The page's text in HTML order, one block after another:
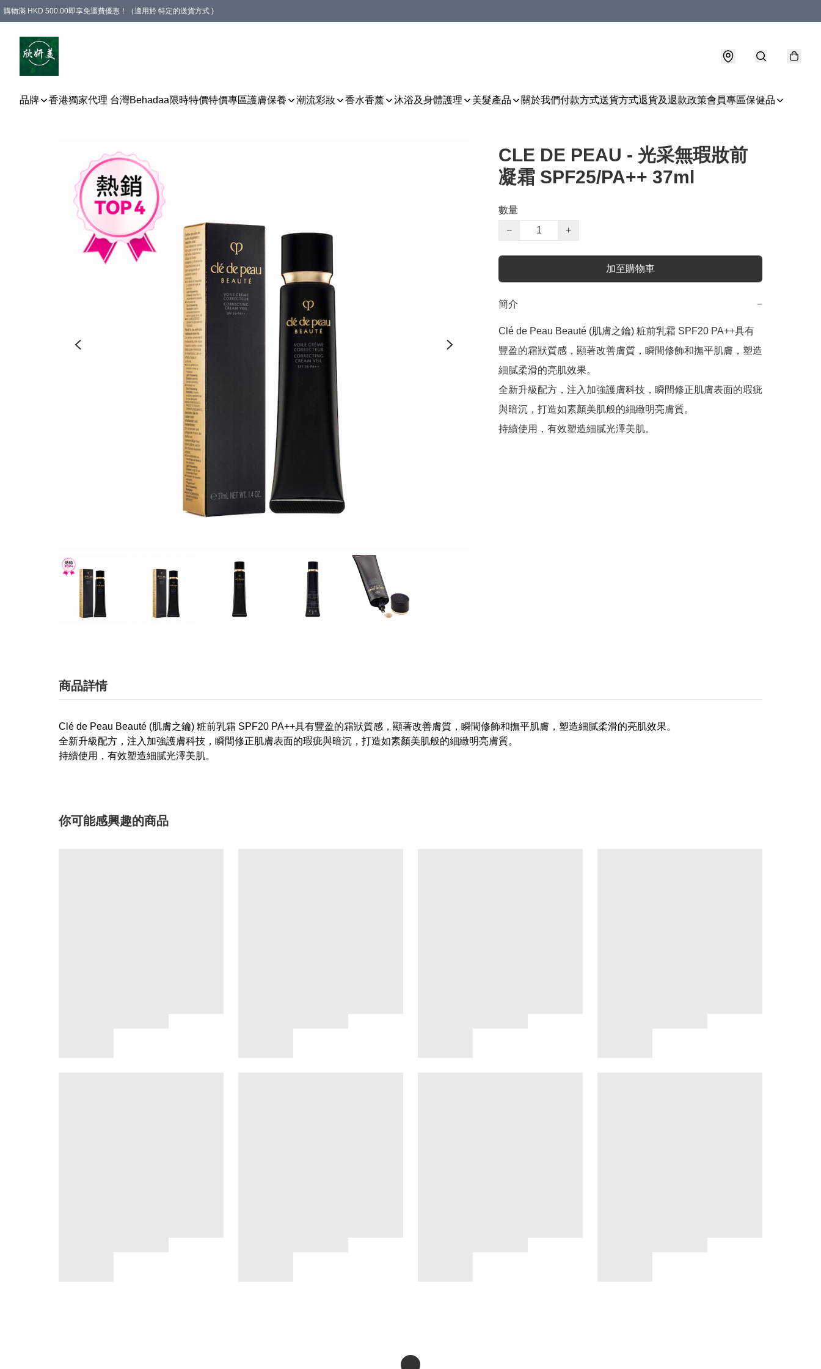
購物滿 HKD 500.00即享免運費優惠！（適用於 特定的送貨方式 )
品牌 香港獨家代理 台灣Behadaa限時特價特價專區護膚保養 潮流彩妝 香水香薰 沐浴及身體護理 美髮產品 關於我們付款方式送貨方式退貨及退款政策會員專區保健品
CLE DE PEAU - 光采無瑕妝前
凝霜 SPF25/PA++ 37ml
數量
−
+
加至購物車
簡介 −
Clé de Peau Beauté (肌膚之鑰) 粧前乳霜 SPF20 PA++具有
豐盈的霜狀質感，顯著改善膚質，瞬間修飾和撫平肌膚，塑造
細膩柔滑的亮肌效果。
全新升級配方，注入加強護膚科技，瞬間修正肌膚表面的瑕疵
與暗沉，打造如素顏美肌般的細緻明亮膚質。
持續使用，有效塑造細膩光澤美肌。
商品詳情
Clé de Peau Beauté (肌膚之鑰) 粧前乳霜 SPF20 PA++具有豐盈的霜狀質感，顯著改善膚質，瞬間修飾和撫平肌膚，塑造細膩柔滑的亮肌效果。
全新升級配方，注入加強護膚科技，瞬間修正肌膚表面的瑕疵與暗沉，打造如素顏美肌般的細緻明亮膚質。
持續使用，有效塑造細膩光澤美肌。
你可能感興趣的商品